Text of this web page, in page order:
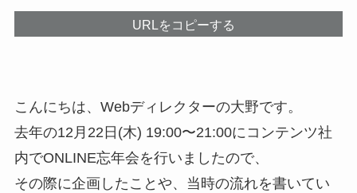
URLをコピーする
こんにちは、Webディレクターの大野です。
去年の12月22日(木) 19:00〜21:00にコンテンツ社
内でONLINE忘年会を行いましたので、
その際に企画したことや、当時の流れを書いてい